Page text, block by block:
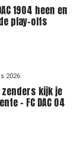
1904 heen en
play-offs
2026
zenders kijk je
- FC DAC 04